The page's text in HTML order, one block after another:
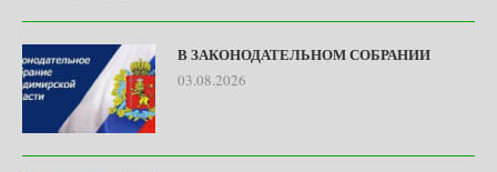
В ЗАКОНОДАТЕЛЬНОМ СОБРАНИИ
03.08.2026